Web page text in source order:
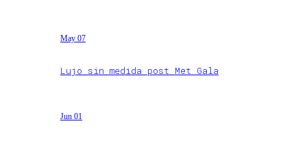
May 07
Lujo sin medida post Met Gala
Jun 01